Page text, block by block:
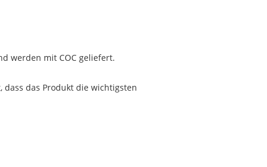
werden mit COC geliefert.
das Produkt die wichtigsten